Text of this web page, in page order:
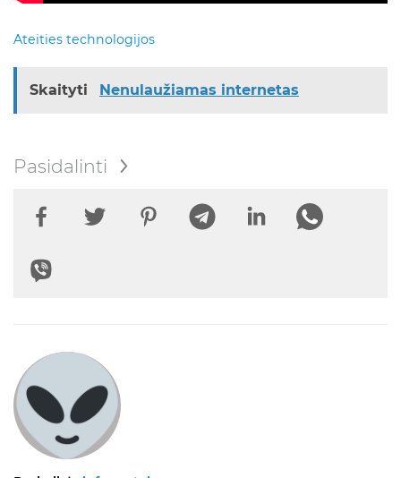
Ateities technologijos
Skaityti Nenulaužiamas internetas
Pasidalinti